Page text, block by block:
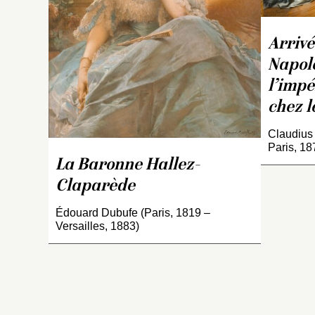
La Baronne Hallez-
Claparède
Édouard Dubufe (Paris, 1819 –
Versailles, 1883)
chez
Claudius
Paris,